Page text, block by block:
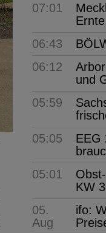
07:01
06:43
06:12
und
05:59
05:05
EEG
05:01
KW
05.
Aug
ifo: